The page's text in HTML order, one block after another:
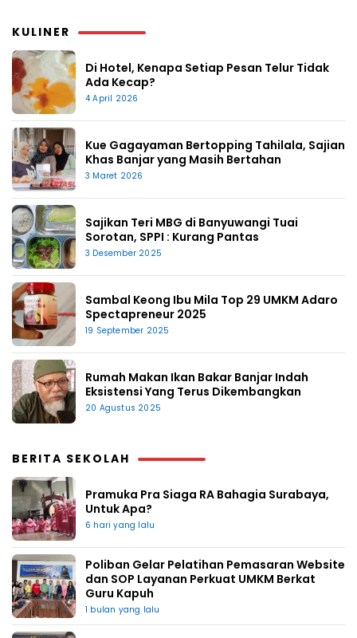
KULINER
Di Hotel, Kenapa Setiap Pesan Telur Tidak
Ada Kecap?
4 April 2026
Kue Gagayaman Bertopping Tahilala, Sajian
Khas Banjar yang Masih Bertahan
3 Maret 2026
Sajikan Teri MBG di Banyuwangi Tuai
Sorotan, SPPI : Kurang Pantas
3 Desember 2025
Sambal Keong Ibu Mila Top 29 UMKM Adaro
Spectapreneur 2025
19 September 2025
Rumah Makan Ikan Bakar Banjar Indah
Eksistensi Yang Terus Dikembangkan
20 Agustus 2025
BERITA SEKOLAH
Pramuka Pra Siaga RA Bahagia Surabaya,
Untuk Apa?
6 hari yang lalu
Poliban Gelar Pelatihan Pemasaran Website
dan SOP Layanan Perkuat UMKM Berkat
Guru Kapuh
1 bulan yang lalu